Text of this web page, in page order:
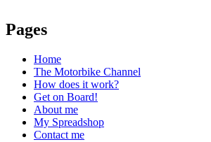
Pages
Home
The Motorbike Channel
How does it work?
Get on Board!
About me
My Spreadshop
Contact me